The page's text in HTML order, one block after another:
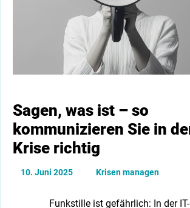
Sagen, was ist – so
kommunizieren Sie in
Krise richtig
10. Juni 2025 Krisen managen
Funkstille ist gefährlich: In der